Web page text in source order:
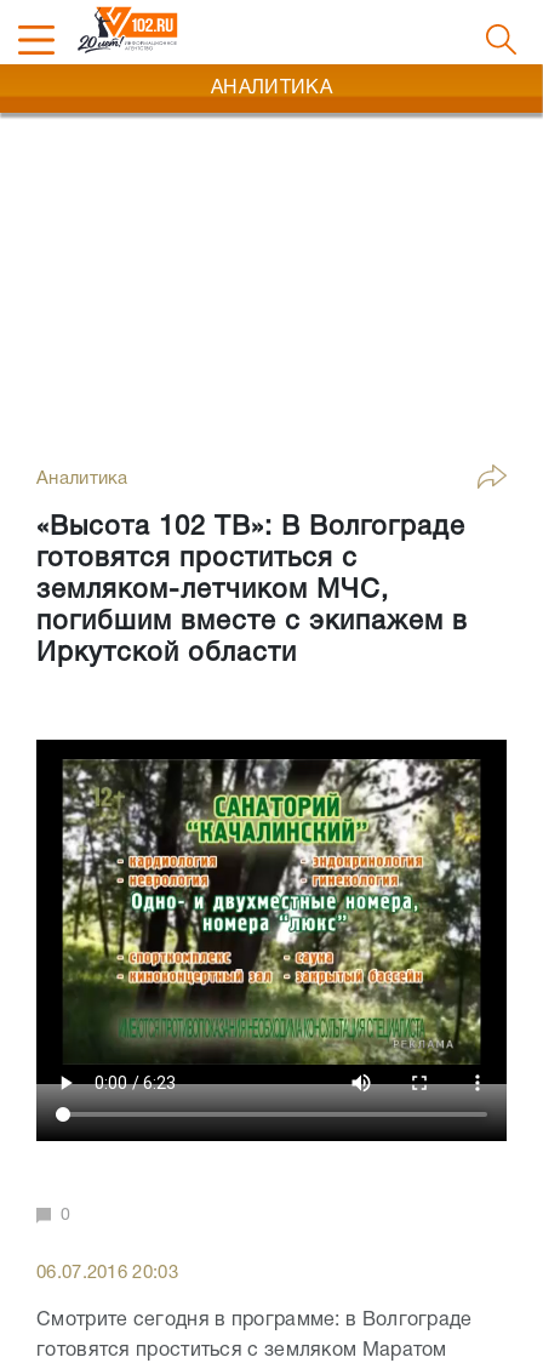
АНАЛИТИКА
Аналитика
«Высота 102 ТВ»: В Волгограде
готовятся проститься с
земляком-летчиком МЧС,
погибшим вместе с экипажем в
Иркутской области
0
06.07.2016 20:03
Смотрите сегодня в программе: в Волгограде
готовятся проститься с земляком Маратом